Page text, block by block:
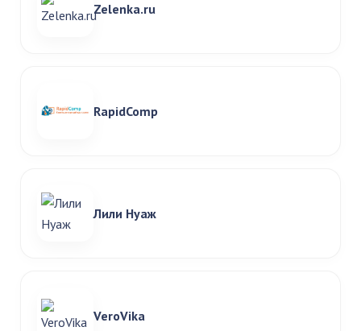
Zelenka.ru
RapidComp
Лили Нуаж
VeroVika